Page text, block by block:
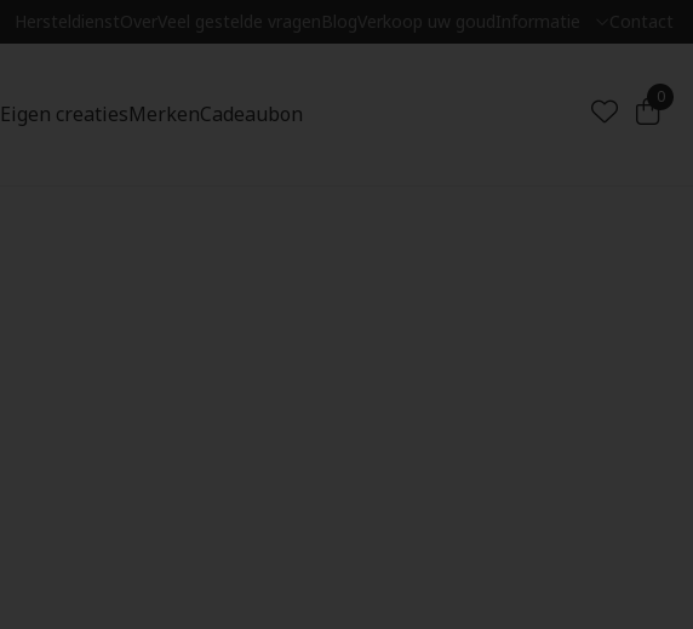
HersteldienstOverVeel gestelde vragenBlogVerkoop uw goudInformatie Contact
Eigen creatiesMerkenCadeaubon
0